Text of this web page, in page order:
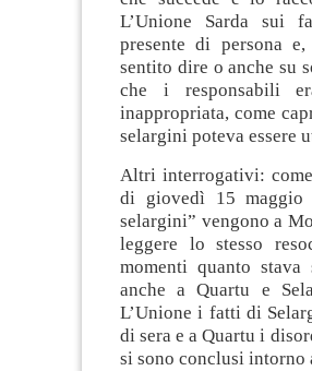
L’Unione Sarda sui
presente di persona
sentito dire o anche su
che i responsabili
inappropriata, come
selargini poteva essere
Altri interrogativi:
di giovedì 15 maggio
selargini” vengono a
leggere lo stesso
momenti quanto stava
anche a Quartu e
L’Unione i fatti di
di sera e a Quartu i
si sono conclusi intorno